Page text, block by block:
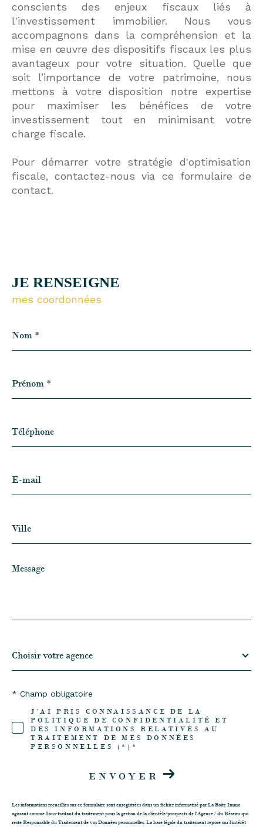
conscients des enjeux fiscaux liés à
l'investissement immobilier. Nous vous
accompagnons dans la compréhension et la
mise en œuvre des dispositifs fiscaux les plus
avantageux pour votre situation. Quelle que
soit l’importance de votre patrimoine, nous
mettons à votre disposition notre expertise
pour maximiser les bénéfices de votre
investissement tout en minimisant votre
charge fiscale.
Pour démarrer votre stratégie d'optimisation
fiscale, contactez-nous via ce formulaire de
contact.
JE RENSEIGNE
mes coordonnées
*
*
mail
Message
*
votre
agence
Choisir votre agence
J'AI PRIS CONNAISSANCE DE LA
POLITIQUE DE CONFIDENTIALITÉ ET
DES INFORMATIONS RELATIVES AU
TRAITEMENT DE MES DONNÉES
PERSONNELLES (*)*
* Champ obligatoire
ENVOYER
Les informations recueillies sur ce formulaire sont enregistrées dans un fichier informatisé par La Boite Immo
agissant comme Sous-traitant du traitement pour la gestion de la clientèle/prospects de l'Agence / du Réseau qui
reste Responsable du Traitement de vos Données personnelles. La base légale du traitement repose sur l'intérêt